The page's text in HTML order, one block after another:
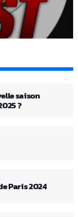
saison
?
Paris 2024